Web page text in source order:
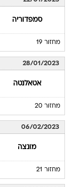
סמפדוריה
מחזור 19
28/01/2023
אטאלנטה
מחזור 20
06/02/2023
מונצה
מחזור 21